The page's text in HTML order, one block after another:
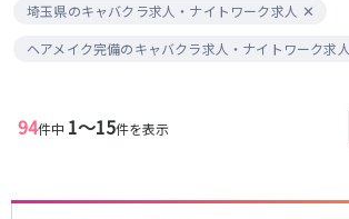
埼玉県のキャバクラ求人・ナイトワーク求人
ヘアメイク完備のキャバクラ求人・ナイトワーク求人
94件中 1〜15件を表示
錦糸町・亀戸
新橋
吉祥寺
町田
五反田
八王子
練馬
秋葉原駅
北千住駅
恵比寿駅
六本木駅